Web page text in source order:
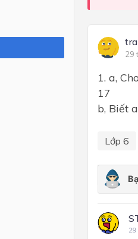
29
1. a,
17
b, Biết
Lớp 6